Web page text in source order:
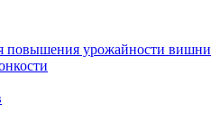
повышения урожайности вишни